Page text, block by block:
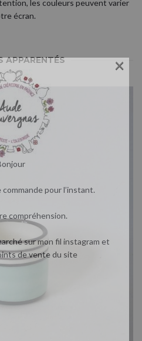
les couleurs peuvent varier
écran.
APPARENTÉS
commande pour l’instant.
compréhension.
sur mon fil instagram et
de vente du site
×